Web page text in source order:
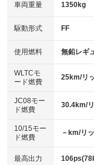
アイドリングストップ
：装備あり
USB入力端子
：装備あり
100V電源
：装備なし
センターデフロック
：装備なし
電動格納ミラー
：装備あり
キーレス
HID(キセノンライト)
：装備なし
バックカメラ
：装備あり
エアロ
：装備なし
：装備なし
パワーシート
ベンチシート
：装備なし
チップアップシート
：装備あり
車両重量 1350kg
駆動形式 FF
使用燃料 無鉛レギ
WLTCモ
ード燃費
25km/リ
JC08モー
ド燃費
30.4km/
10/15モー
ド燃費
－km/リ
最高出力